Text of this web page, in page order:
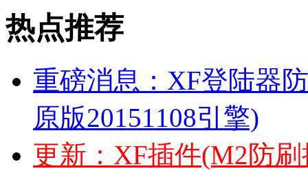
热点推荐
重磅消息：XF登陆器
原版20151108引擎)
更新：XF插件(M2防